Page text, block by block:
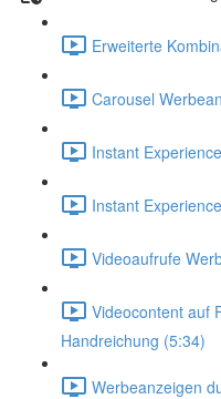
Erweiterte
Carousel
Instant
Instant
Videoaufrufe
Videocontent auf
Handreichung (5:34)
Werbeanzeigen